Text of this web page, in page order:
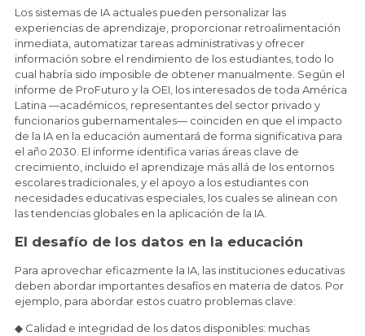
Los sistemas de IA actuales pueden personalizar las
experiencias de aprendizaje, proporcionar retroalimentación
inmediata, automatizar tareas administrativas y ofrecer
información sobre el rendimiento de los estudiantes, todo lo
cual habría sido imposible de obtener manualmente. Según el
informe de ProFuturo y la OEI, los interesados de toda América
Latina —académicos, representantes del sector privado y
funcionarios gubernamentales— coinciden en que el impacto
de la IA en la educación aumentará de forma significativa para
el año 2030. El informe identifica varias áreas clave de
crecimiento, incluido el aprendizaje más allá de los entornos
escolares tradicionales, y el apoyo a los estudiantes con
necesidades educativas especiales, los cuales se alinean con
las tendencias globales en la aplicación de la IA.
El desafío de los datos en la educación
Para aprovechar eficazmente la IA, las instituciones educativas
deben abordar importantes desafíos en materia de datos. Por
ejemplo, para abordar estos cuatro problemas clave:
◆ Calidad e integridad de los datos disponibles: muchas